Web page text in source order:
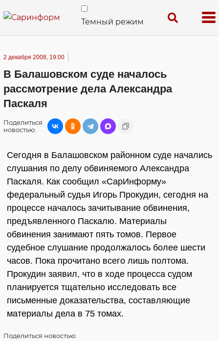
Темный режим
2 декабря 2008, 19:00
В Балашовском суде началось
рассмотрение дела Александра
Паскаля
Поделиться
новостью:
Сегодня в Балашовском районном суде начались
слушания по делу обвиняемого Александра
Паскаля. Как сообщил «СарИнформу»
федеральный судья Игорь Прокудин, сегодня на
процессе началось зачитывание обвинения,
предъявленного Паскалю. Материалы
обвинения занимают пять томов. Первое
судебное слушание продолжалось более шести
часов. Пока прочитано всего лишь полтома.
Прокудин заявил, что в ходе процесса судом
планируется тщательно исследовать все
письменные доказательства, составляющие
материалы дела в 75 томах.
Поделиться новостью: